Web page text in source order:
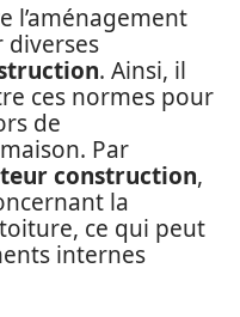
l’aménagement
diverses
. Ainsi, il
ces normes pour
de
Par
construction,
la
ce qui peut
internes